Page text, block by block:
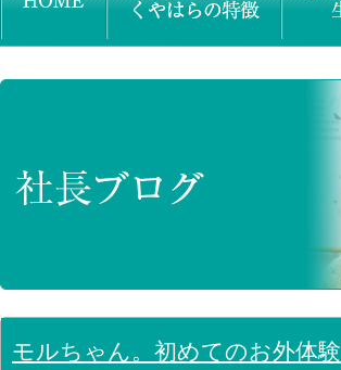
モルちゃん。初めてのお外体験